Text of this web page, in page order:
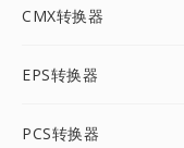
CMX转换器
EPS转换器
PCS转换器